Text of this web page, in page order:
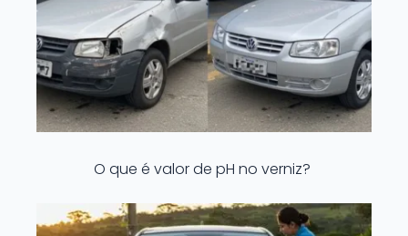
O que é valor de pH no verniz?